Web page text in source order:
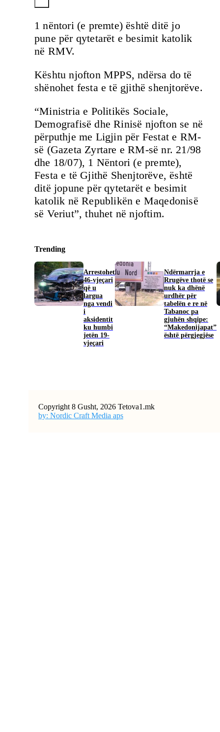
1 nëntori (e premte) është ditë jo
pune për qytetarët e besimit katolik
në RMV.
Kështu njofton MPPS, ndërsa do të
shënohet festa e të gjithë shenjtorëve.
“Ministria e Politikës Sociale,
Demografisë dhe Rinisë njofton se në
përputhje me Ligjin për Festat e RM-
së (Gazeta Zyrtare e RM-së nr. 21/98
dhe 18/07), 1 Nëntori (e premte),
Festa e të Gjithë Shenjtorëve, është
ditë jopune për qytetarët e besimit
katolik në Republikën e Maqedonisë
së Veriut”, thuhet në njoftim.
Trending
Arrestohet
46-vjeçari
që u
largua
nga vendi
i
aksidentit
ku humbi
jetën 19-
vjeçari
Ndërmarrja e
Rrugëve thotë se
nuk ka dhënë
urdhër për
tabelën e re në
Tabanoc pa
gjuhën shqipe:
“Makedonijapat”
është përgjegjëse
Copyright 8 Gusht, 2026 Tetova1.mk
by: Nordic Craft Media aps